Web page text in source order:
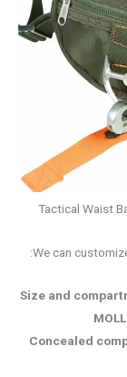
Tactical Waist
We can
Size and
Concealed